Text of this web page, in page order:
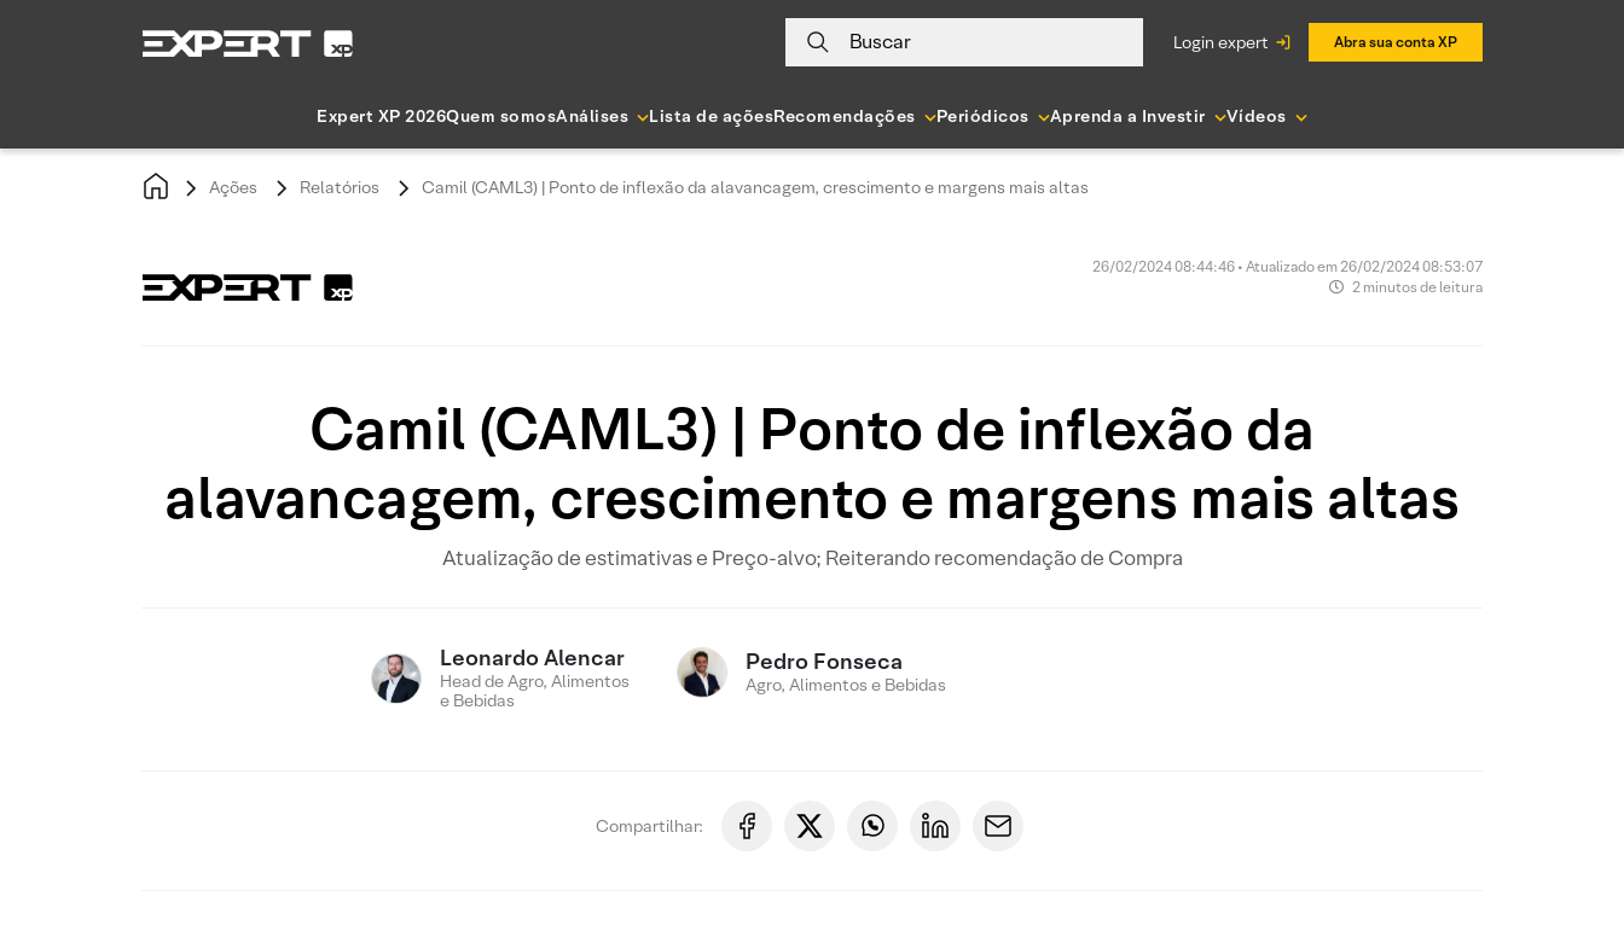
Buscar login expert Abra sua conta XP
Expert XP 2026Quem somosAnálises Lista de açõesRecomendações Periódicos Aprenda a Investir Vídeos
Ações Relatórios Camil (CAML3) | Ponto de inflexão da alavancagem, crescimento e margens mais altas
26/02/2024 08:44:46 • Atualizado em 26/02/2024 08:53:07
2 minutos de leitura
Camil (CAML3) | Ponto de inflexão da
alavancagem, crescimento e margens mais altas
Atualização de estimativas e Preço-alvo; Reiterando recomendação de Compra
Leonardo Alencar
Head de Agro, Alimentos
e Bebidas
Pedro Fonseca
Agro, Alimentos e Bebidas
Compartilhar: